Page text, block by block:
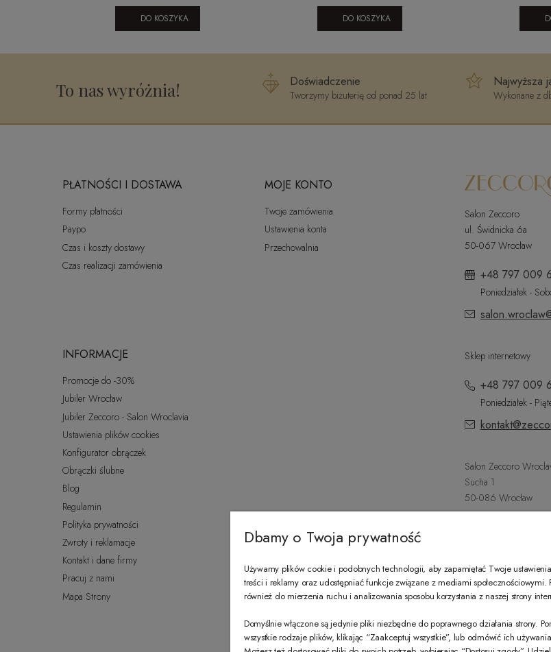
DO KOSZYKA DO KOSZYKA
To nas wyróżnia! Doświadczenie
Tworzymy biżuterię od ponad 25 lat
Najwyższa
Wykonane z
PŁATNOŚCI I DOSTAWA
Formy płatności
Paypo
Czas i koszty dostawy
Czas realizacji zamówienia
MOJE KONTO
Twoje zamówienia
Ustawienia konta
Przechowalnia
INFORMACJE
Promocje do -30%
Jubiler Wrocław
Jubiler Zeccoro - Salon Wroclavia
Ustawienia plików cookies
Konfigurator obrączek
Obrączki ślubne
Blog
Regulamin
Polityka prywatności
Zwroty i reklamacje
Kontakt i dane firmy
Pracuj z nami
Mapa Strony
Salon Zeccoro
ul. Świdnicka 6a
50-067 Wrocław
+48 797 009
Poniedziałek -
Sklep internetowy
+48 797 009
Poniedziałek -
Salon Zeccoro
Sucha 1
50-086 Wrocław
Dbamy o Twoja prywatność
Używamy plików cookie i podobnych technologii, aby zapamiętać Twoje
treści i reklamy oraz udostępniać funkcje związane z mediami społecznościowymi.
również do mierzenia ruchu i analizowania sposobu korzystania z naszej strony
Domyślnie włączone są jedynie pliki niezbędne do poprawnego działania strony.
wszystkie rodzaje plików, klikając “Zaakceptuj wszystkie”, lub odmówić ich